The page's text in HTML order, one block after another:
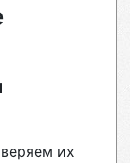
их